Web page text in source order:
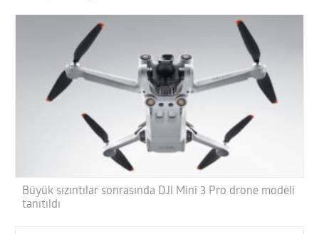
Büyük sızıntılar sonrasında DJI Mini 3 Pro drone modeli
tanıtıldı